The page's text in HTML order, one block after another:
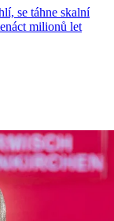
se táhne skalní
milionů let